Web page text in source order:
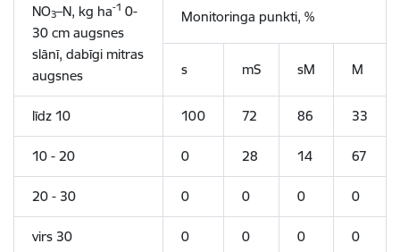
NO3–N, kg ha-1 0-
30 cm augsnes
slānī, dabīgi mitras
augsnes
Monitoringa punkti, %
s mS sM M
līdz 10 100 72 86 33
10 - 20 0 28 14 67
20 - 30 0 0 0 0
virs 30 0 0 0 0